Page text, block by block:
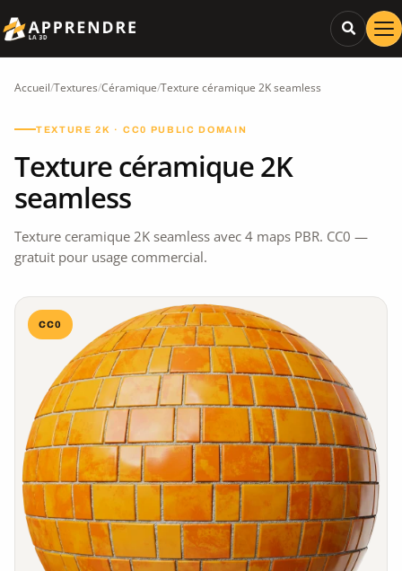
Accueil/Textures/Céramique/Texture céramique 2K seamless
TEXTURE 2K · CC0 PUBLIC DOMAIN
Texture céramique 2K
seamless
Texture ceramique 2K seamless avec 4 maps PBR. CC0 —
gratuit pour usage commercial.
CC0